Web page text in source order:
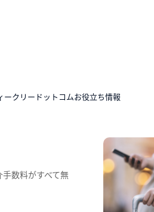
ークリードットコムお役立ち情報
数料がすべて無